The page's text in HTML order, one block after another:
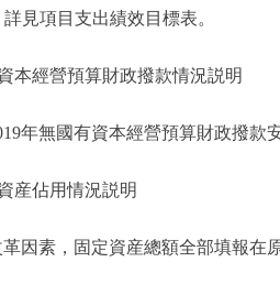
見項目支出績效目標表。
經營預算財政撥款情況説明
無國有資本經營預算財政撥款
佔用情況説明
素，固定資産總額全部填報在